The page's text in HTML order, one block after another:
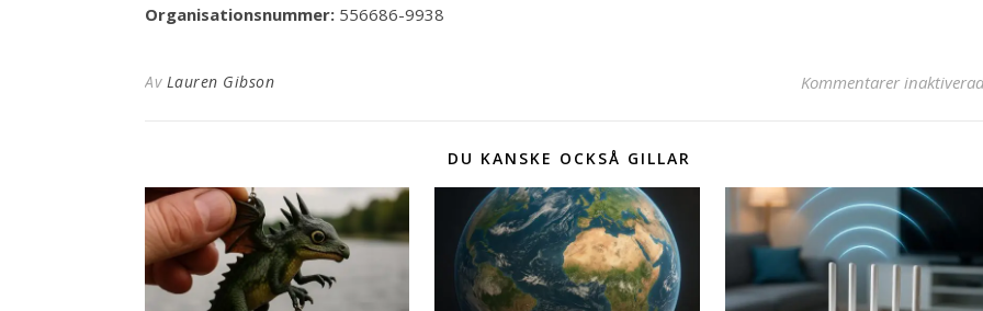
Organisationsnummer: 556686-9938
Av Lauren Gibson Kommentarer
DU KANSKE OCKSÅ GILLAR